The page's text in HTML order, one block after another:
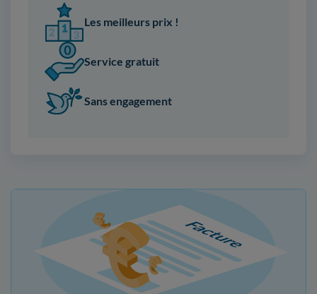
Les meilleurs prix !
Service gratuit
Sans engagement